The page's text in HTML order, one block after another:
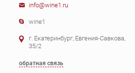
info@wine1.ru
wine1
г. Екатеринбург, Евгения-Савкова,
35/2
обратная связь